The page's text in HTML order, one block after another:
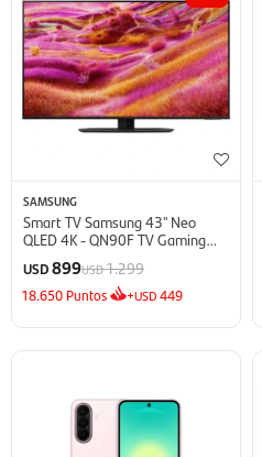
SAMSUNG
Smart TV Samsung 43'' Neo
QLED 4K - QN90F TV Gaming
USD899USD1.299
18.650 Puntos +USD449